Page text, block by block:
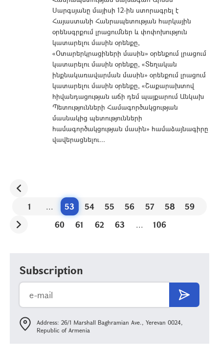
Սարգսյանը մայիսի 12-ին ստորագրել է
Հայաստանի Հանրապետության հարկային
օրենսգրքում լրացումներ և փոփոխություն
կատարելու մասին օրենքը,
«Օտարերկրացիների մասին» օրենքում լրացում
կատարելու մասին օրենքը, «Տեղական
ինքնակառավարման մասին» օրենքում լրացում
կատարելու մասին օրենքը, «Շաքարախտով
հիվանդացության աճի դեմ պայքարում Անկախ
Պետությունների Համագործակցության
մասնակից պետությունների
համագործակցության մասին» համաձայնագիրը
վավերացնելու...
1 ... 53 54 55 56 57 58
59
60
61 62 63 ... 106
Subscription
Address: 26/1 Marshall Baghramian Ave., Yerevan 0024,
Republic of Armenia